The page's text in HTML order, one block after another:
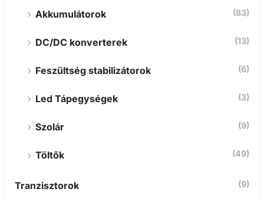
Akkumulátorok (83)
DC/DC konverterek (13)
Feszültség stabilizátorok (6)
Led Tápegységek (3)
Szolár (9)
Töltők (49)
Tranzisztorok (9)